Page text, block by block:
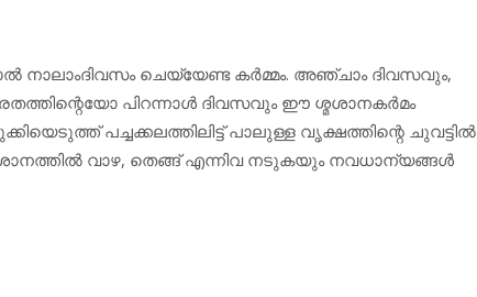
ചെയ്യേണ്ട കര്‍മ്മം. അഞ്ചാം ദിവസവും,
പിറന്നാള്‍ ദിവസവും ഈ ശ്മശാനകര്‍മം
പച്ചക്കലത്തിലിട്ട് പാലുള്ള വൃക്ഷത്തിന്റെ ചുവട്ടില്‍
വാഴ, തെങ്ങ് എന്നിവ നടുകയും നവധാന്യങ്ങള്‍